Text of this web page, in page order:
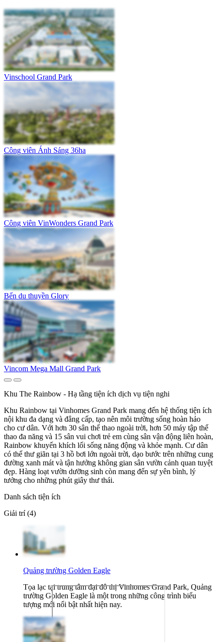
Vinschool Grand Park
Công viên Ánh Sáng 36ha
Công viên VinWonders Grand Park
Bến du thuyền Glory
Vincom Mega Mall Grand Park
Khu The Rainbow - Hạ tầng tiện ích dịch vụ tiện nghi
Khu Rainbow tại Vinhomes Grand Park mang đến hệ thống tiện ích
nội khu đa dạng và đẳng cấp, tạo nên môi trường sống hoàn hảo
cho cư dân. Với hơn 30 sân thể thao ngoài trời, hơn 50 máy tập thể
thao đa năng và 15 sân vui chơi trẻ em cùng sân vận động liên hoàn,
Rainbow khuyến khích lối sống năng động và khỏe mạnh. Cư dân
có thể thư giãn tại 3 hồ bơi lớn ngoài trời, dạo bước trên những cung
đường xanh mát và tận hưởng không gian sân vườn cảnh quan tuyệt
đẹp. Hàng loạt vườn dưỡng sinh còn mang đến sự yên bình, lý
tưởng cho những phút giây thư thái.
Danh sách tiện ích
Giải trí (4)
Quảng trường Golden Eagle
Tọa lạc tại trung tâm đại đô thị Vinhomes Grand Park, Quảng
trường Golden Eagle là một trong những công trình biểu
tượng mới nổi bật nhất hiện nay.